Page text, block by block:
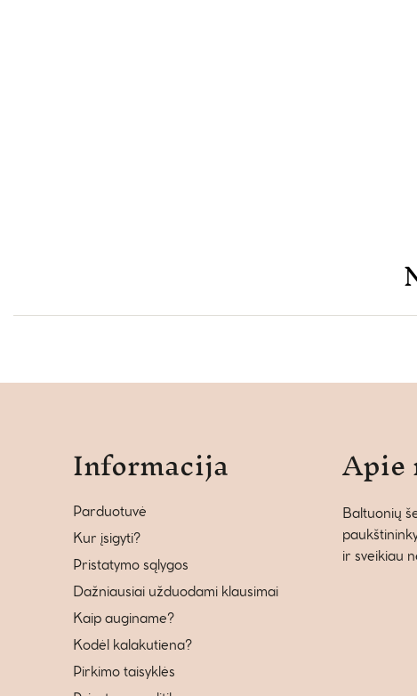
Informacija
Parduotuvė
Kur įsigyti?
Pristatymo sąlygos
Dažniausiai užduodami klausimai
Kaip auginame?
Kodėl kalakutiena?
Pirkimo taisyklės
Apie
Baltuonių
ir sveikiau